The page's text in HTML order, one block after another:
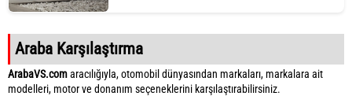
Araba Karşılaştırma
ArabaVS.comaracılığıyla, otomobil dünyasından markaları, markalara ait
modelleri, motor ve donanım seçeneklerini karşılaştırabilirsiniz.